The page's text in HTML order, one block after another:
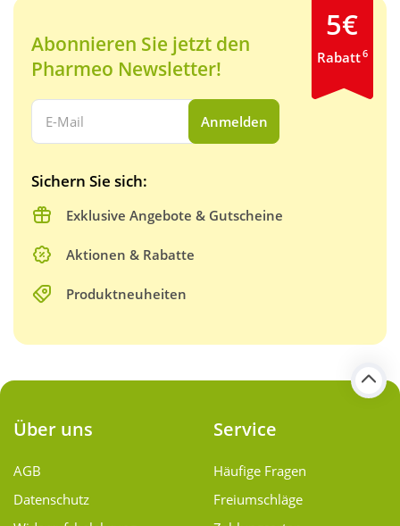
Abonnieren Sie jetzt den
Pharmeo Newsletter!
Ihre E-Mail Adresse:
Anmelden
Sichern Sie sich:
Exklusive Angebote & Gutscheine
Aktionen & Rabatte
Produktneuheiten
5€
Rabatt6
Über uns
AGB
Datenschutz
Service
Häufige Fragen
Freiumschläge